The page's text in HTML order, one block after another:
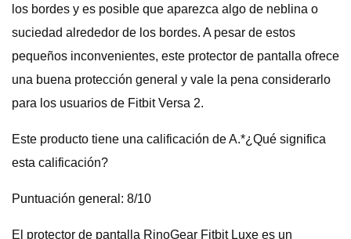
los bordes y es posible que aparezca algo de neblina o
suciedad alrededor de los bordes. A pesar de estos
pequeños inconvenientes, este protector de pantalla ofrece
una buena protección general y vale la pena considerarlo
para los usuarios de Fitbit Versa 2.
Este producto tiene una calificación de A.*¿Qué significa
esta calificación?
Puntuación general: 8/10
El protector de pantalla RinoGear Fitbit Luxe es un